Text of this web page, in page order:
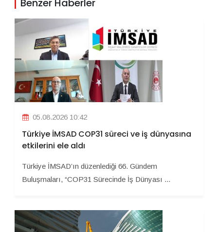
05.08.2026 10:42
Türkiye İMSAD COP31 süreci ve iş dünyasına
etkilerini ele aldı
Türkiye İMSAD’ın düzenlediği 66. Gündem
Buluşmaları, “COP31 Sürecinde İş Dünyası ...